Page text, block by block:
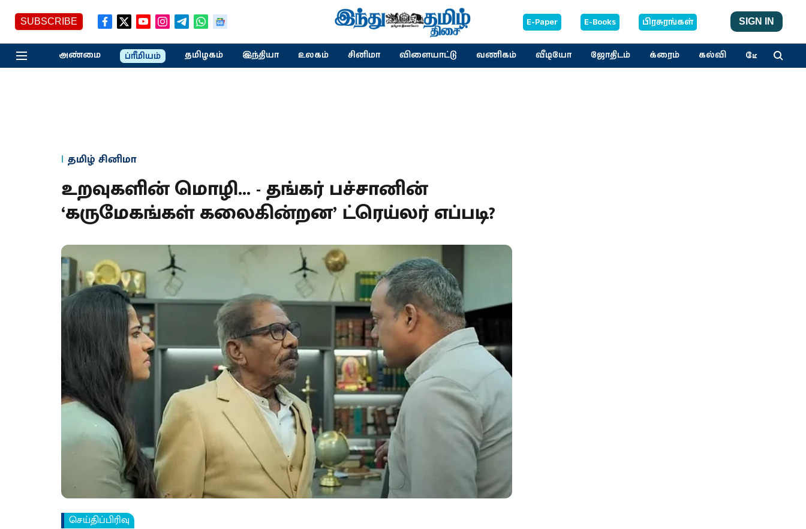
SUBSCRIBE E-Paper E-Books பிரசுரங்கள் SIGN IN
அண்மை ப்ரீமியம் தமிழகம் இந்தியா உலகம் சினிமா விளையாட்டு வணிகம் வீடியோ ஜோதிடம் க்ரைம் கல்வி மேலும்
தமிழ் சினிமா
உறவுகளின் மொழி... - தங்கர் பச்சானின்
‘கருமேகங்கள் கலைகின்றன’ ட்ரெய்லர் எப்படி?
செய்திப்பிரிவு